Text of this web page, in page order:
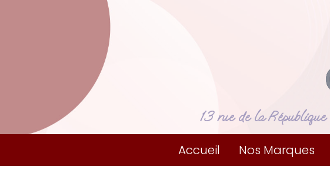
13 rue de la République
Accueil Nos Marques